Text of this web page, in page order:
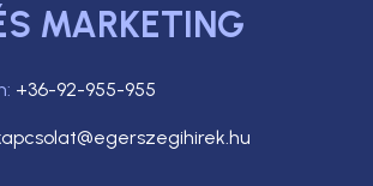
MARKETING
+36-92-955-955